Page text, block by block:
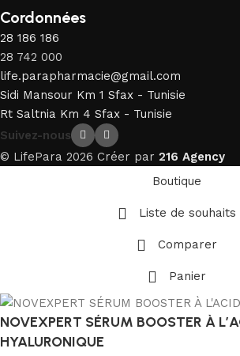
Cordonnées
28 186 186
28 742 000
life.parapharmacie@gmail.com
Sidi Mansour Km 1 Sfax - Tunisie
Rt Saltnia Km 4 Sfax - Tunisie
Suivez-nous
© LifePara 2026 Créer par 216 Agency
Boutique
Liste de souhaits
Comparer
Panier
NOVEXPERT SÉRUM BOOSTER À
HYALURONIQUE